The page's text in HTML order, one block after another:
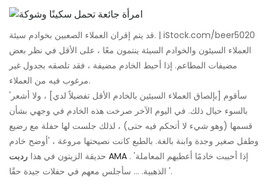
قد يتم إقران العملاء الصعبين بخوادم سيئة. | iStock.com/beer5020
العملاء السيئون والخوادم السيئة ينتمون معًا ، على الأقل في نظر بعض
مضيفات المطاعم. إذا أحبط الخادم مضيفة ، فقد تلصقه بجدول غير
مرغوب فيه من العملاء.
'سأقوم [بإلصاق العملاء السيئين بالخادم الأقل تفضيلاً لدي] ، ولا أشعر
بالسوء حيال ذلك. في اليوم الآخر صرخت هذه الخادم في وجهي بشأن
قسمها (وهو شيء لا أتحكم فيه حتى) ، لذلك جلست لها حفلة مع رضيع
وطفل صغير وجدة وابنة بالغة. بالطبع كانت نصيحتها مروعة ، 'أوضح خادم
حديقة الزيتون في هذا رديت AMA . 'إذا أحببت خادمًا أعطيهم المعاملة
الذهبية. ... سأجلس معهم في حفلات جيدة حقًا '.